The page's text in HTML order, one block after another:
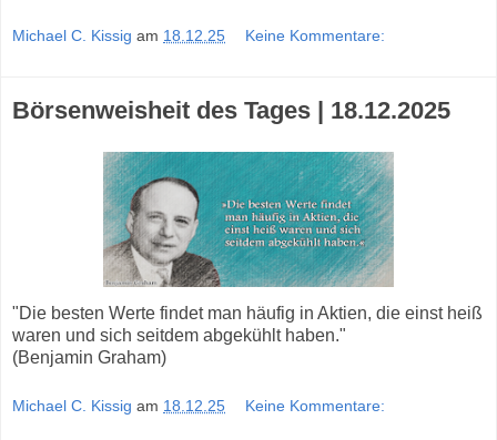
Michael C. Kissig am 18.12.25 Keine Kommentare:
Börsenweisheit des Tages | 18.12.2025
"Die besten Werte findet man häufig in Aktien, die einst heiß
waren und sich seitdem abgekühlt haben."
(Benjamin Graham)
Michael C. Kissig am 18.12.25 Keine Kommentare: